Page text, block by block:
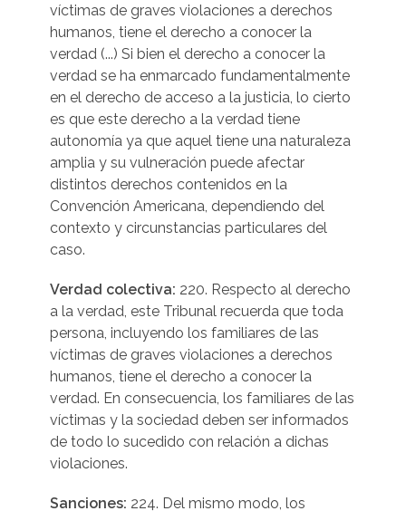
víctimas de graves violaciones a derechos
humanos, tiene el derecho a conocer la
verdad (...) Si bien el derecho a conocer la
verdad se ha enmarcado fundamentalmente
en el derecho de acceso a la justicia, lo cierto
es que este derecho a la verdad tiene
autonomía ya que aquel tiene una naturaleza
amplia y su vulneración puede afectar
distintos derechos contenidos en la
Convención Americana, dependiendo del
contexto y circunstancias particulares del
caso.
Verdad colectiva: 220. Respecto al derecho
a la verdad, este Tribunal recuerda que toda
persona, incluyendo los familiares de las
víctimas de graves violaciones a derechos
humanos, tiene el derecho a conocer la
verdad. En consecuencia, los familiares de las
víctimas y la sociedad deben ser informados
de todo lo sucedido con relación a dichas
violaciones.
Sanciones: 224. Del mismo modo, los